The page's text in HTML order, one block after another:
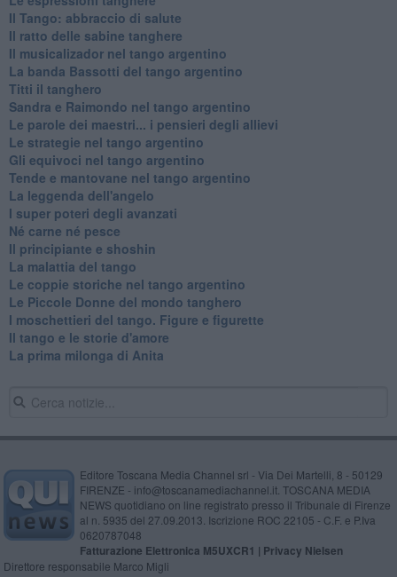
Il Tango: abbraccio di salute
Il ratto delle sabine tanghere
Il musicalizador nel tango argentino
La banda Bassotti del tango argentino
Titti il tanghero
Sandra e Raimondo nel tango argentino
Le parole dei maestri... i pensieri degli allievi
Le strategie nel tango argentino
Gli equivoci nel tango argentino
Tende e mantovane nel tango argentino
La leggenda dell'angelo
I super poteri degli avanzati
​Né carne né pesce
Il principiante e shoshin
La malattia del tango
Le coppie storiche nel tango argentino
​Le Piccole Donne del mondo tanghero
I moschettieri del tango. Figure e figurette
Il tango e le storie d'amore
​La prima milonga di Anita
Editore Toscana Media Channel srl - Via Dei Martelli, 8 - 50129
FIRENZE - info@toscanamediachannel.it. TOSCANA MEDIA
NEWS quotidiano on line registrato presso il Tribunale di Firenze
al n. 5935 del 27.09.2013. Iscrizione ROC 22105 - C.F. e P.Iva
0620787048
Fatturazione Elettronica M5UXCR1 | Privacy Nielsen
Direttore responsabile Marco Migli